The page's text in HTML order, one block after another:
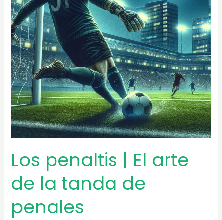
Los penaltis | El arte
de la tanda de
penales